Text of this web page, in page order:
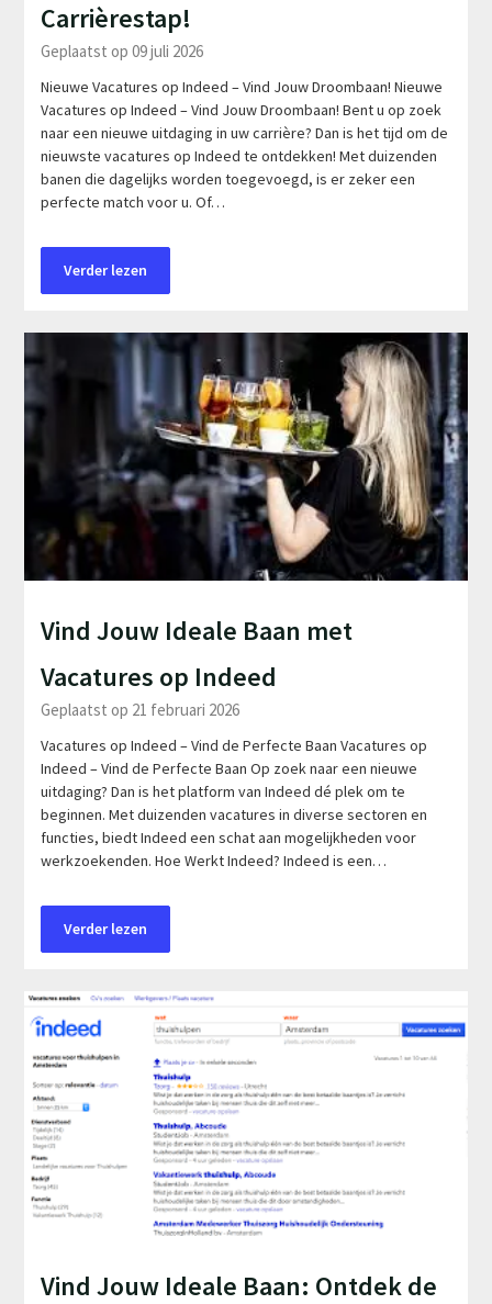
Carrièrestap!
Geplaatst op 09 juli 2026
Nieuwe Vacatures op Indeed – Vind Jouw Droombaan! Nieuwe
Vacatures op Indeed – Vind Jouw Droombaan! Bent u op zoek
naar een nieuwe uitdaging in uw carrière? Dan is het tijd om de
nieuwste vacatures op Indeed te ontdekken! Met duizenden
banen die dagelijks worden toegevoegd, is er zeker een
perfecte match voor u. Of…
Verder lezen
Vind Jouw Ideale Baan met
Vacatures op Indeed
Geplaatst op 21 februari 2026
Vacatures op Indeed – Vind de Perfecte Baan Vacatures op
Indeed – Vind de Perfecte Baan Op zoek naar een nieuwe
uitdaging? Dan is het platform van Indeed dé plek om te
beginnen. Met duizenden vacatures in diverse sectoren en
functies, biedt Indeed een schat aan mogelijkheden voor
werkzoekenden. Hoe Werkt Indeed? Indeed is een…
Verder lezen
Vind Jouw Ideale Baan: Ontdek de